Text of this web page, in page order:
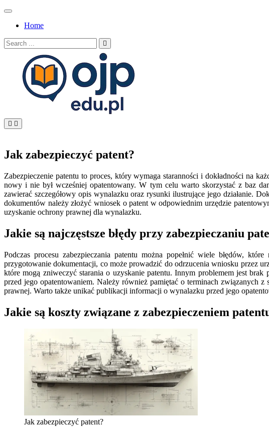
Skip
contentHome
Search
for:
Jak zabezpieczyć patent?
Zabezpieczenie patentu to proces, który wymaga staranności i dokładności na
nowy i nie był wcześniej opatentowany. W tym celu warto skorzystać z baz
zawierać szczegółowy opis wynalazku oraz rysunki ilustrujące jego działanie.
dokumentów należy złożyć wniosek o patent w odpowiednim urzędzie
uzyskanie ochrony prawnej dla wynalazku.
Jakie są najczęstsze błędy przy zabezpieczaniu
Podczas procesu zabezpieczania patentu można popełnić wiele błędów,
przygotowanie dokumentacji, co może prowadzić do odrzucenia wniosku przez
które mogą zniweczyć starania o uzyskanie patentu. Innym problemem jest
przed jego opatentowaniem. Należy również pamiętać o terminach związanych
prawnej. Warto także unikać publikacji informacji o wynalazku przed jego
Jakie są koszty związane z zabezpieczeniem
Jak zabezpieczyć patent?